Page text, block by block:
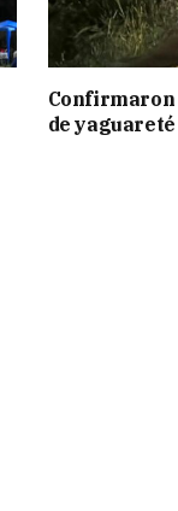
de